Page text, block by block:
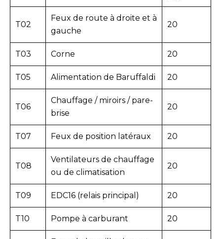
T02
Feux de route à droite et à
gauche
20
T03 Corne 20
T05 Alimentation de Baruffaldi 20
T06
Chauffage / miroirs / pare-
brise
20
T07 Feux de position latéraux 20
T08
Ventilateurs de chauffage
ou de climatisation
20
T09 EDC16 (relais principal) 20
T10 Pompe à carburant 20